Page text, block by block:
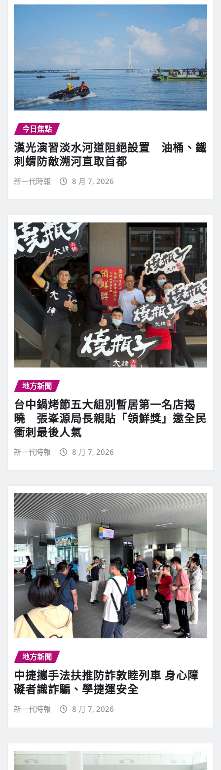
今日焦點
漢光演習淡水河道阻絕設置 油桶、鐵
刺蝟防敵溯河直取首都
新一代時報 8 月 7, 2026
地方新聞
台中鍋烤節五大組別暫居第一名店揭
曉 張峯源局長親貼「領鮮獎」邀全民
衝刺最後人氣
新一代時報 8 月 7, 2026
地方新聞
中捷攜手法扶推防詐敦睦列車 身心障
礙者識詐騙、學捷運安全
新一代時報 8 月 7, 2026